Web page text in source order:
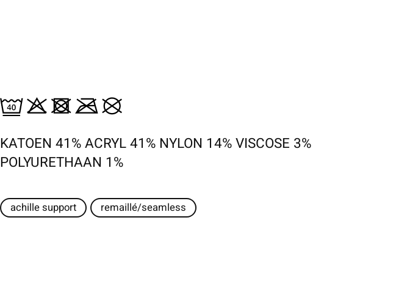
KATOEN 41% ACRYL 41% NYLON 14% VISCOSE 3%
POLYURETHAAN 1%
achille support remaillé/seamless